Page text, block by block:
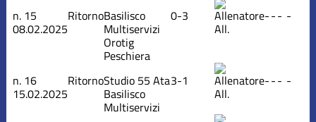
n. 15
08.02.2025
RitornoBasilisco
Multiservizi
Orotig
Peschiera
0-3
All.
--- -
n. 16
15.02.2025
RitornoStudio 55 Ata
Basilisco
Multiservizi
3-1
All.
--- -